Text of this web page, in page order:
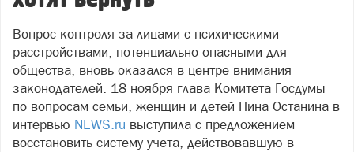
Вопрос контроля за лицами с психическими
расстройствами, потенциально опасными для
общества, вновь оказался в центре внимания
законодателей. 18 ноября глава Комитета Госдумы
по вопросам семьи, женщин и детей Нина Останина в
интервью NEWS.ru выступила с предложением
восстановить систему учета, действовавшую в